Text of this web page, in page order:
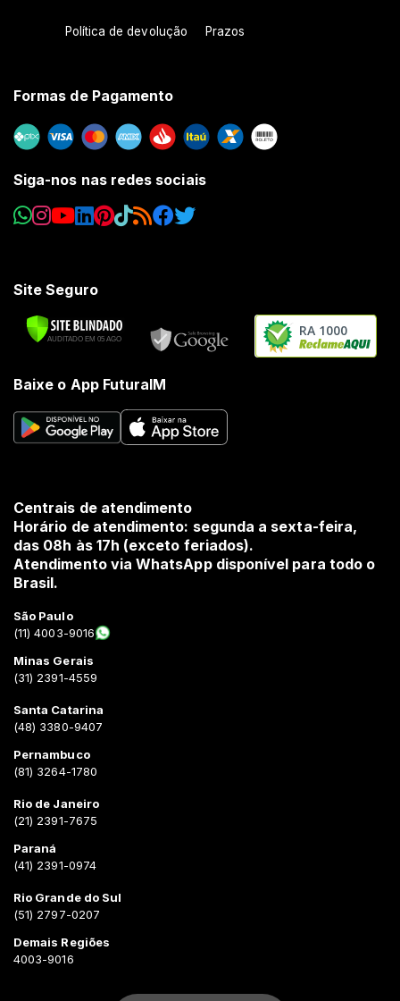
Política de devolução Prazos
Formas de Pagamento
Siga-nos nas redes sociais
Site Seguro
RA 1000
Baixe o App FuturaIM
Centrais de atendimento
Horário de atendimento: segunda a sexta-feira,
das 08h às 17h (exceto feriados).
Atendimento via WhatsApp disponível para todo o
Brasil.
São Paulo
(11) 4003-9016
Minas Gerais
(31) 2391-4559
Santa Catarina
(48) 3380-9407
Pernambuco
(81) 3264-1780
Rio de Janeiro
(21) 2391-7675
Paraná
(41) 2391-0974
Rio Grande do Sul
(51) 2797-0207
Demais Regiões
4003-9016